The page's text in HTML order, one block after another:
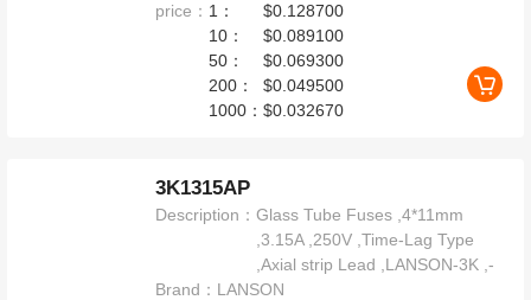
price： 1：
$0.128700
10：
$0.089100
50：
$0.069300
200：
$0.049500
1000：$0.032670
3K1315AP
Description：Glass Tube Fuses ,4*11mm
,3.15A ,250V ,Time-Lag Type
,Axial strip Lead ,LANSON-3K ,-
Brand： LANSON